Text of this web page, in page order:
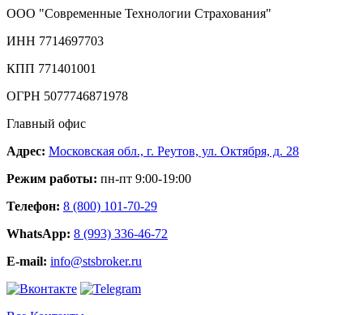
ООО "Современные Технологии Страхования"
ИНН 7714697703
КПП 771401001
ОГРН 5077746871978
Главный офис
Адрес: Московская обл., г. Реутов, ул. Октября, д. 28
Режим работы: пн-пт 9:00-19:00
Телефон: 8 (800) 101-70-29
WhatsApp: 8 (993) 336-46-72
E-mail: info@stsbroker.ru